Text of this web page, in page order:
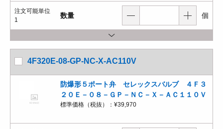
注文可能単位
1
数量 個
4F320E-08-GP-NC-X-AC110V
防爆形５ポート弁 セレックスバルブ ４Ｆ３
２０Ｅ－０８－ＧＰ－ＮＣ－Ｘ－ＡＣ１１０Ｖ
標準価格（税抜）： ¥39,970